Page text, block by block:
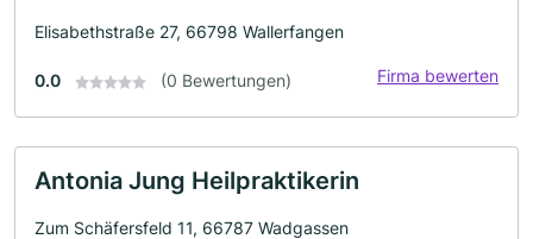
Elisabethstraße 27, 66798 Wallerfangen
0.0 (0 Bewertungen) Firma bewerten
Antonia Jung Heilpraktikerin
Zum Schäfersfeld 11, 66787 Wadgassen